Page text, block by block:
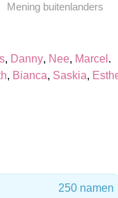
Mening buitenlanders
, Danny, Nee, Marcel .
, Bianca, Saskia,
250 namen